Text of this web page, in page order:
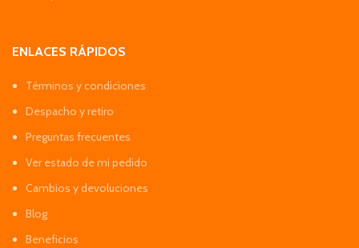
ENLACES RÁPIDOS
Términos y condiciones
Despacho y retiro
Preguntas frecuentes
Ver estado de mi pedido
Cambios y devoluciones
Blog
Beneficios